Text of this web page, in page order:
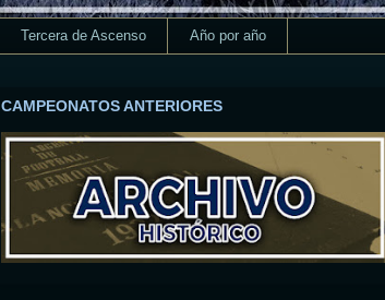
Tercera de Ascenso Año por año
CAMPEONATOS ANTERIORES